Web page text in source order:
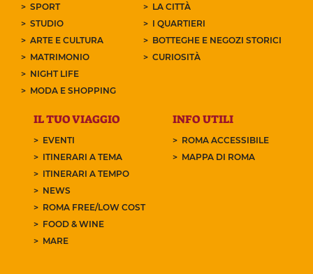
SPORT
STUDIO
ARTE E CULTURA
MATRIMONIO
NIGHT LIFE
MODA E SHOPPING
LA CITTÀ
I QUARTIERI
BOTTEGHE E NEGOZI STORICI
CURIOSITÀ
IL TUO VIAGGIO
EVENTI
ITINERARI A TEMA
ITINERARI A TEMPO
NEWS
ROMA FREE/LOW COST
FOOD & WINE
MARE
INFO UTILI
ROMA ACCESSIBILE
MAPPA DI ROMA